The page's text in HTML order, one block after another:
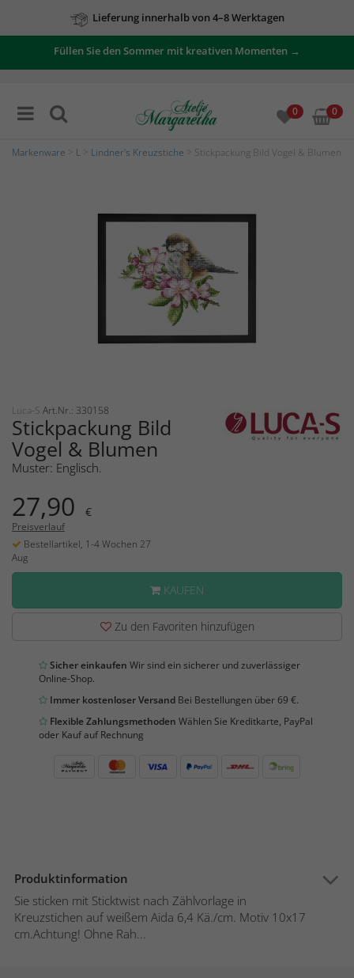
Lieferung innerhalb von 4–8 Werktagen
Füllen Sie den Sommer mit kreativen Momenten →
0 0
Markenware L Lindner's Kreuzstiche > Stickpackung Bild Vogel & Blumen
Luca-S Art.Nr.: 330158
Stickpackung Bild
Vogel & Blumen
Muster: Englisch.
27,90 €
Preisverlauf
Bestellartikel, 1-4 Wochen 27
Aug
KAUFEN
Zu den Favoriten hinzufügen
Sicher einkaufen Wir sind ein sicherer und zuverlässiger
Online-Shop.
Immer kostenloser Versand Bei Bestellungen über 69 €.
Flexible Zahlungsmethoden Wählen Sie Kreditkarte, PayPal
oder Kauf auf Rechnung
Produktinformation
Sie sticken mit Sticktwist nach Zählvorlage in
Kreuzstichen auf weißem Aida 6,4 Kä./cm. Motiv 10x17
cm.Achtung! Ohne Rah...